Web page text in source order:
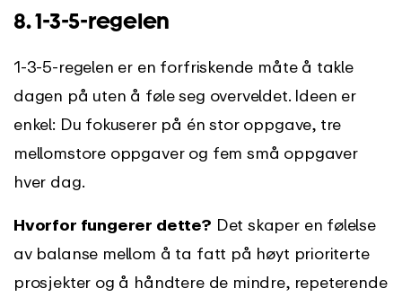
8. 1-3-5-regelen
1-3-5-regelen er en forfriskende måte å takle
dagen på uten å føle seg overveldet. Ideen er
enkel: Du fokuserer på én stor oppgave, tre
mellomstore oppgaver og fem små oppgaver
hver dag.
Hvorfor fungerer dette? Det skaper en følelse
av balanse mellom å ta fatt på høyt prioriterte
prosjekter og å håndtere de mindre, repeterende